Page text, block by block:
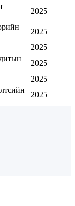
2025
2025
2025
2025
2025
2025